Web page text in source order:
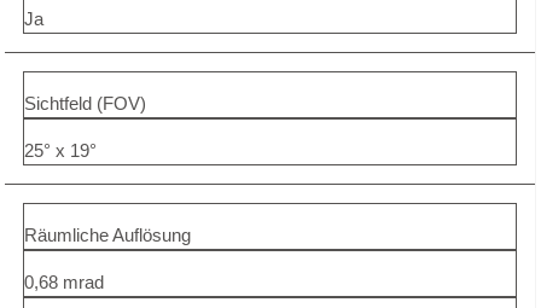
Ja
Sichtfeld (FOV)
25° x 19°
Räumliche Auflösung
0,68 mrad